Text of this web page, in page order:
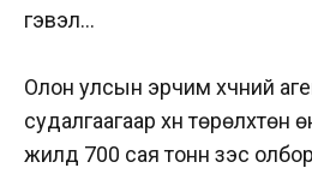
гэвэл…
Олон улсын эрчим хүчний
судалгаагаар хүн төрөлхтөн
жилд 700 сая тонн зэс